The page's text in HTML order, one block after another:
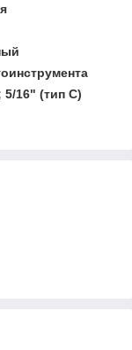
16" (тип C)